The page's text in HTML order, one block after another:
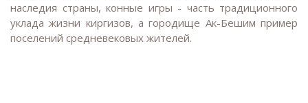
наследия страны, конные игры - часть традиционного
уклада жизни киргизов, а городище Ак-Бешим пример
поселений средневековых жителей.